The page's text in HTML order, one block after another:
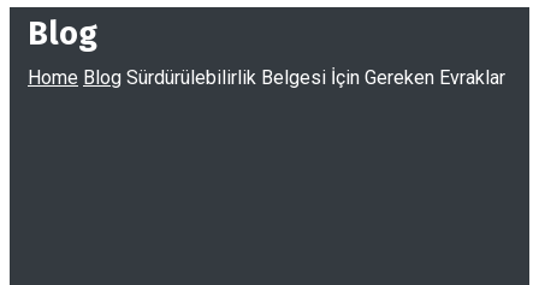
Blog
Home Blog Sürdürülebilirlik Belgesi İçin Gereken Evraklar